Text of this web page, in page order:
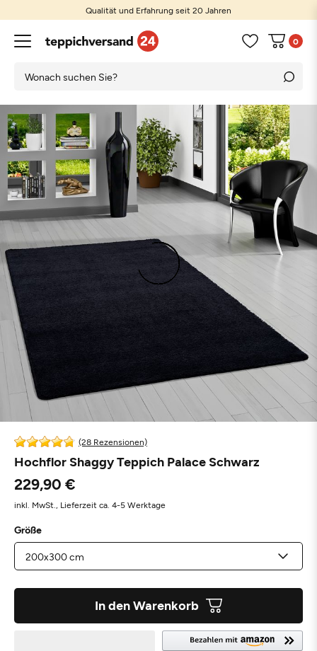
Qualität und Erfahrung seit 20 Jahren
0
(28 Rezensionen)
Hochflor Shaggy Teppich Palace Schwarz
229,90 €
inkl. MwSt., Lieferzeit ca. 4-5 Werktage
Größe
In den Warenkorb